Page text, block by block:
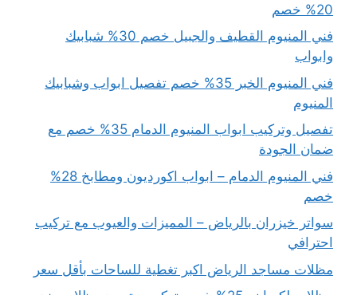
20% خصم
فني المنيوم القطيف والجبيل خصم 30% شبابيك
وابواب
فني المنيوم الخبر 35% خصم تفصيل ابواب وشبابيك
المنيوم
تفصيل وتركيب ابواب المنيوم الدمام 35% خصم مع
ضمان الجودة
فني المنيوم الدمام – ابواب اكورديون ومطابخ 28%
خصم
سواتر خيزران بالرياض – المميزات والعيوب مع تركيب
احترافي
مظلات مساجد الرياض اكبر تغطية للساحات بأقل سعر